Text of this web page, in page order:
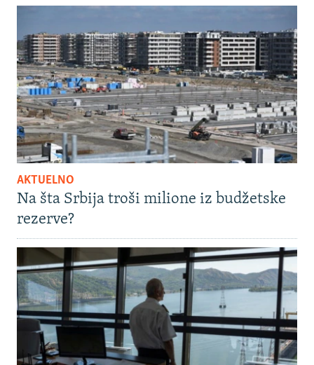
AKTUELNO
Na šta Srbija troši milione iz budžetske
rezerve?